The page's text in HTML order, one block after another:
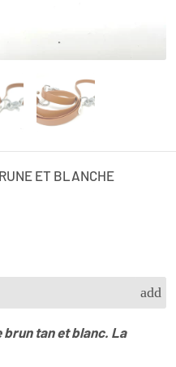
ET BLANCHE
add
tan et blanc. La